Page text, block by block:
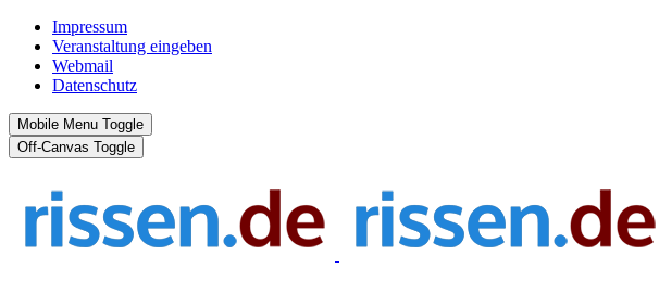
Impressum
Veranstaltung eingeben
Webmail
Datenschutz
Mobile Menu Toggle
Off-Canvas Toggle